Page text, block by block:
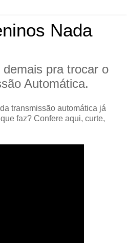
Nada
pra trocar o
Automática.
transmissão automática já
faz? Confere aqui, curte,